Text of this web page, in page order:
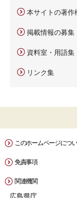
本サイトの著作
掲載情報の募集
資料室・用語集
リンク集
このホームページにつ
免責事項
関連機関
広島県庁